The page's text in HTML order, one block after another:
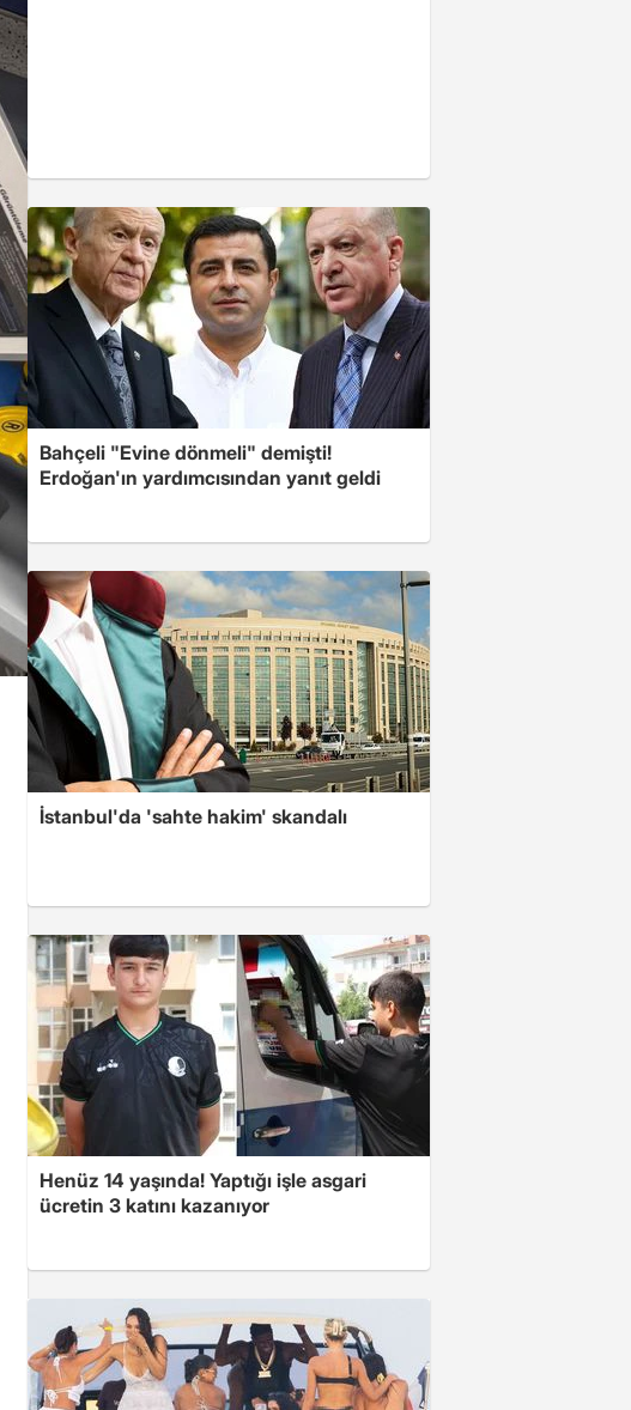
Bahçeli "Evine dönmeli" demişti!
Erdoğan'ın yardımcısından yanıt geldi
İstanbul'da 'sahte hakim' skandalı
Henüz 14 yaşında! Yaptığı işle asgari
ücretin 3 katını kazanıyor